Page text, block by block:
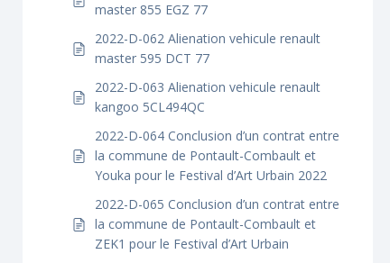
master 855 EGZ 77
2022-D-062 Alienation vehicule renault
master 595 DCT 77
2022-D-063 Alienation vehicule renault
kangoo 5CL494QC
2022-D-064 Conclusion d’un contrat entre
la commune de Pontault-Combault et
Youka pour le Festival d’Art Urbain 2022
2022-D-065 Conclusion d’un contrat entre
la commune de Pontault-Combault et
ZEK1 pour le Festival d’Art Urbain